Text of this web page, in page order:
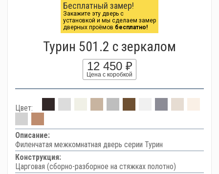
Бесплатный замер!
Закажите эту дверь с
установкой и мы сделаем замер
дверных проёмов бесплатно!
Турин 501.2 c зеркалом
12 450 ₽
Цена с коробкой
Цвет:
Описание:
Филенчатая межкомнатная дверь серии Турин
Конструкция:
Царговая (сборно-разборное на стяжках полотно)